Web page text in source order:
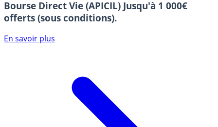
Bourse Direct Vie (APICIL) Jusqu'à 1 000€
offerts (sous conditions).
En savoir plus